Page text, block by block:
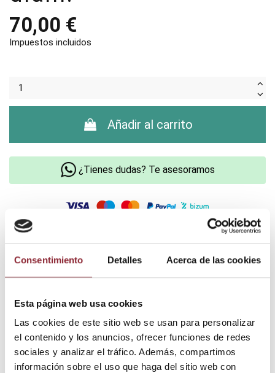
Consentimiento Detalles Acerca de las cookies
Esta página web usa cookies
Las cookies de este sitio web se usan para personalizar
el contenido y los anuncios, ofrecer funciones de redes
sociales y analizar el tráfico. Además, compartimos
información sobre el uso que haga del sitio web con
70,00 €
Impuestos incluidos
Añadir al carrito
¿Tienes dudas? Te asesoramos
Envío gratis +60€
Pago seguro
Entrega 24/72h
DESCUBRE NUESTRA TIENDA FÍSICA
Escucha la demostración